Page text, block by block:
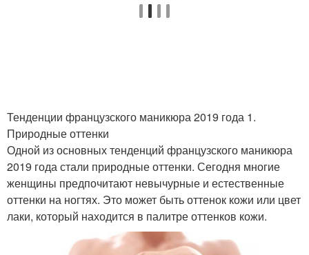
Тенденции французского маникюра 2019 года 1.
Природные оттенки
Одной из основных тенденций французского маникюра
2019 года стали природные оттенки. Сегодня многие
женщины предпочитают невычурные и естественные
оттенки на ногтях. Это может быть оттенок кожи или цвет
лаки, который находится в палитре оттенков кожи.